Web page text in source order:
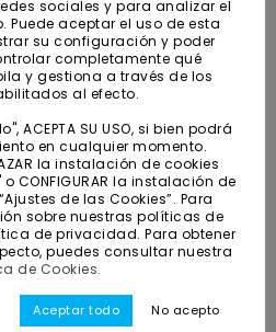
sociales y para analizar el
Puede aceptar el uso de esta
su configuración y poder
completamente qué
y gestiona a través de los
al efecto.
ACEPTA SU USO, si bien podrá
en cualquier momento.
la instalación de cookies
CONFIGURAR la instalación de
de las Cookies”. Para
sobre nuestras políticas de
de privacidad. Para obtener
puedes consultar nuestra
de Cookies.
Aceptar todo No acepto